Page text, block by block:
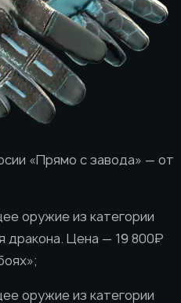
«Прямо с завода» — от
оружие из категории
дракона. Цена — 19 800₽
оружие из категории